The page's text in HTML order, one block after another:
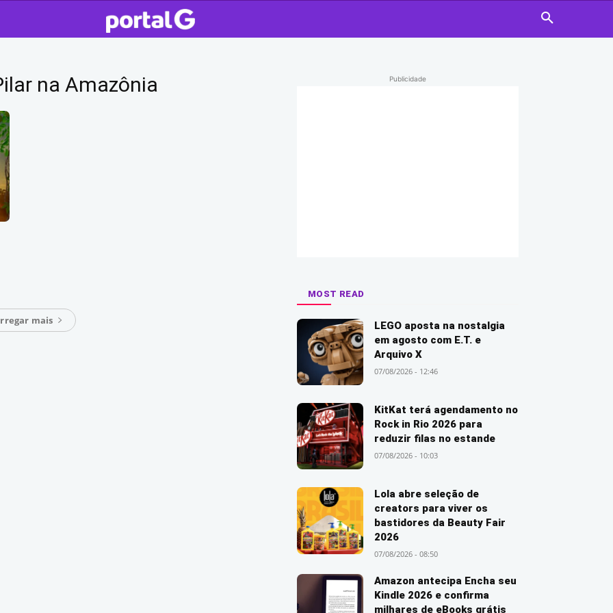
na Amazônia
mais
Publicidade
MOST READ
LEGO aposta na nostalgia
em agosto com E.T. e
Arquivo X
07/08/2026 - 12:46
KitKat terá agendamento no
Rock in Rio 2026 para
reduzir filas no estande
07/08/2026 - 10:03
Lola abre seleção de
creators para viver os
bastidores da Beauty Fair
2026
07/08/2026 - 08:50
Amazon antecipa Encha seu
Kindle 2026 e confirma
milhares de eBooks grátis